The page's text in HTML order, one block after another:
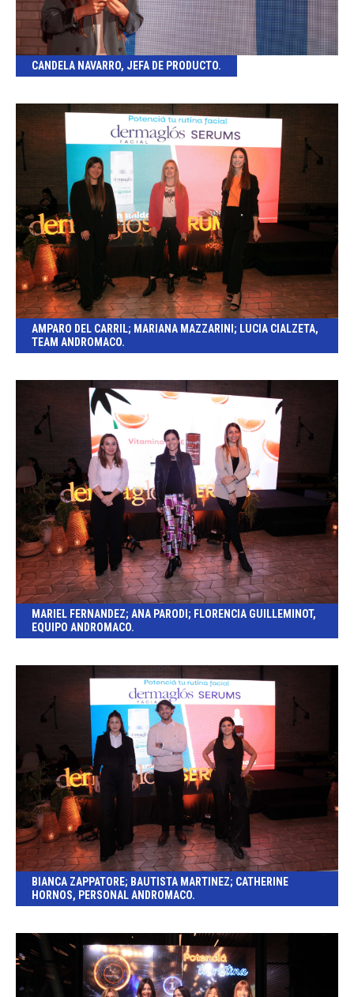
CANDELA NAVARRO, JEFA DE PRODUCTO.
AMPARO DEL CARRIL; MARIANA MAZZARINI; LUCIA CIALZETA,
TEAM ANDROMACO.
MARIEL FERNANDEZ; ANA PARODI; FLORENCIA GUILLEMINOT,
EQUIPO ANDROMACO.
BIANCA ZAPPATORE; BAUTISTA MARTINEZ; CATHERINE
HORNOS, PERSONAL ANDROMACO.